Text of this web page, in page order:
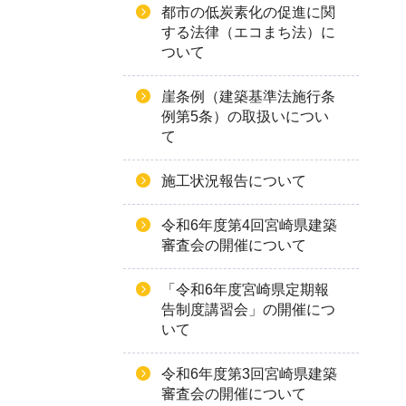
都市の低炭素化の促進に関
する法律（エコまち法）に
ついて
崖条例（建築基準法施行条
例第5条）の取扱いについ
て
施工状況報告について
令和6年度第4回宮崎県建築
審査会の開催について
「令和6年度宮崎県定期報
告制度講習会」の開催につ
いて
令和6年度第3回宮崎県建築
審査会の開催について